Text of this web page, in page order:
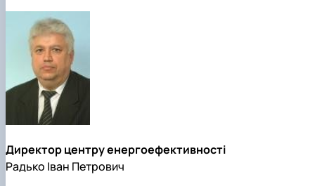
Директор центру енергоефективності
Радько Іван Петрович